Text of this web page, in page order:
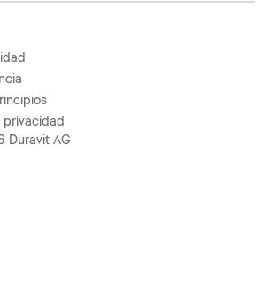
privacidad
Duravit AG